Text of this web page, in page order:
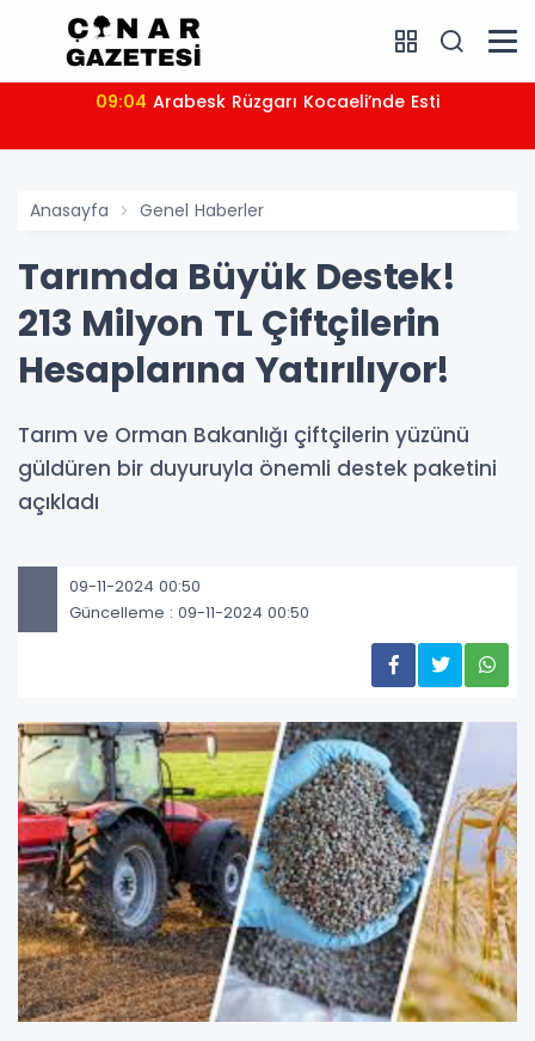
09:04 Arabesk Rüzgarı Kocaeli’nde Esti
Anasayfa Genel Haberler
Tarımda Büyük Destek!
213 Milyon TL Çiftçilerin
Hesaplarına Yatırılıyor!
Tarım ve Orman Bakanlığı çiftçilerin yüzünü
güldüren bir duyuruyla önemli destek paketini
açıkladı
09-11-2024 00:50
Güncelleme : 09-11-2024 00:50